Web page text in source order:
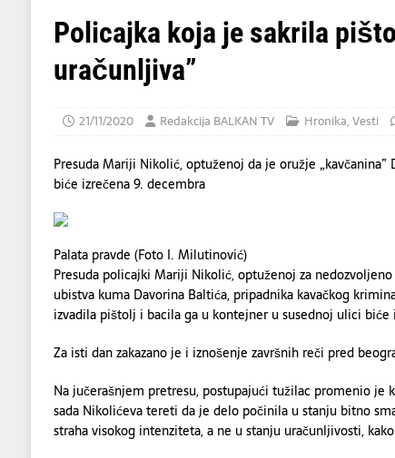
[ 06/08/2026 ]
Dino Merlin oduševio
[ 06/08/2026 ]
Tramp kaže da
Policajka koja je sakrila
uračunljiva”
21/11/2020 Redakcija BALKAN TV Hronika,Vesti
Presuda Mariji Nikolić, optuženoj da je oružje
biće izrečena 9. decembra
Pa­la­ta prav­de (Foto I. Milutinović)
Presuda policajki Mariji Nikolić, optuženoj za
ubistva kuma Davorina Baltića, pripadnika kavačkog
izvadila pištolj i bacila ga u kontejner u susednoj ulici biće
Za isti dan zakazano je i iznošenje završnih reči pred
Na jučerašnjem pretresu, postupajući tužilac promenio je
sada Nikolićeva tereti da je delo počinila u stanju bitno
straha visokog intenziteta, a ne u stanju uračunljivosti,